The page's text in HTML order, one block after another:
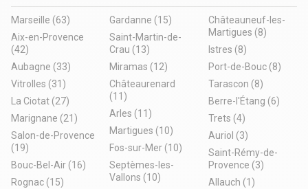
d'entreprise
Marseille (63)
Aix-en-Provence
(42)
Aubagne (33)
Vitrolles (31)
La Ciotat (27)
Marignane (21)
Salon-de-Provence
(19)
Bouc-Bel-Air (16)
Rognac (15)
Gardanne (15)
Saint-Martin-de-
Crau (13)
Miramas (12)
Châteaurenard
(11)
Arles (11)
Martigues (10)
Fos-sur-Mer (10)
Septèmes-les-
Vallons (10)
Châteauneuf-les-
Martigues (8)
Istres (8)
Port-de-Bouc (8)
Tarascon (8)
Berre-l'Étang (6)
Trets (4)
Auriol (3)
Saint-Rémy-de-
Provence (3)
Allauch (1)